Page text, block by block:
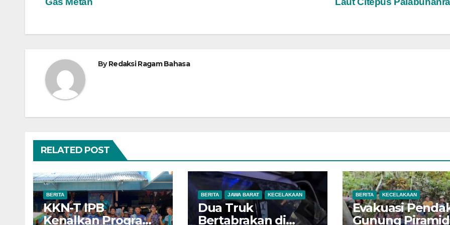
ByRedaksi Ragam Bahasa
RELATED POST
BERITA
KKN-T IPB
Kenalkan Program
BERITA JAWA BARAT KECELAKAAN
Dua Truk
Bertabrakan di
BERITA KECELAKAAN
Evakuasi
Gunung Piramid